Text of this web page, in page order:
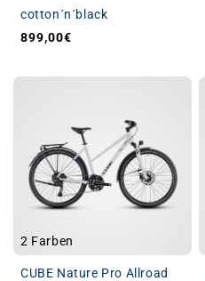
cotton´n´black
Normaler Preis
899,00€
2 Farben
CUBE Nature Pro Allroad